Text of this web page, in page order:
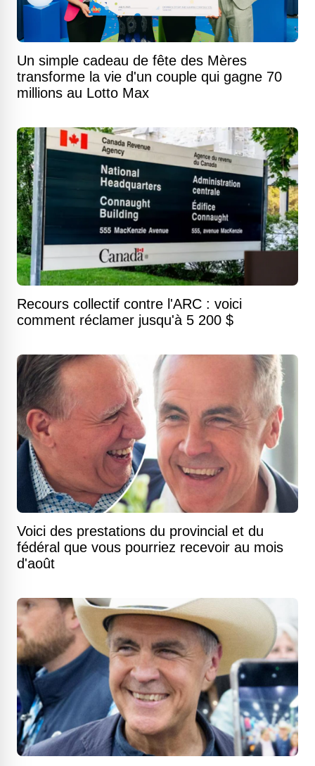
Un simple cadeau de fête des Mères
transforme la vie d'un couple qui gagne 70
millions au Lotto Max
Recours collectif contre l'ARC : voici
comment réclamer jusqu'à 5 200 $
Voici des prestations du provincial et du
fédéral que vous pourriez recevoir au mois
d'août